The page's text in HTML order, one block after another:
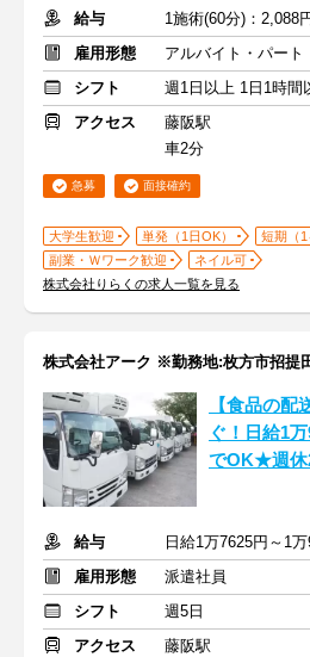
給与
1施術(60分)：2,088
雇用形態
アルバイト・パート
シフト
週1日以上 1日1時間
アクセス
藤阪駅
車2分
急募 面接確約
大学生歓迎 単発（1日OK）
短期（1
副業・Ｗワーク歓迎
ネイル可
株式会社りらくの求人一覧を見る
株式会社アーク ※勤務地:枚方市招
【食品の配
ぐ！日給1
でOK★週休
給与
日給1万7625円～1万
雇用形態
派遣社員
シフト
週5日
アクセス
藤阪駅